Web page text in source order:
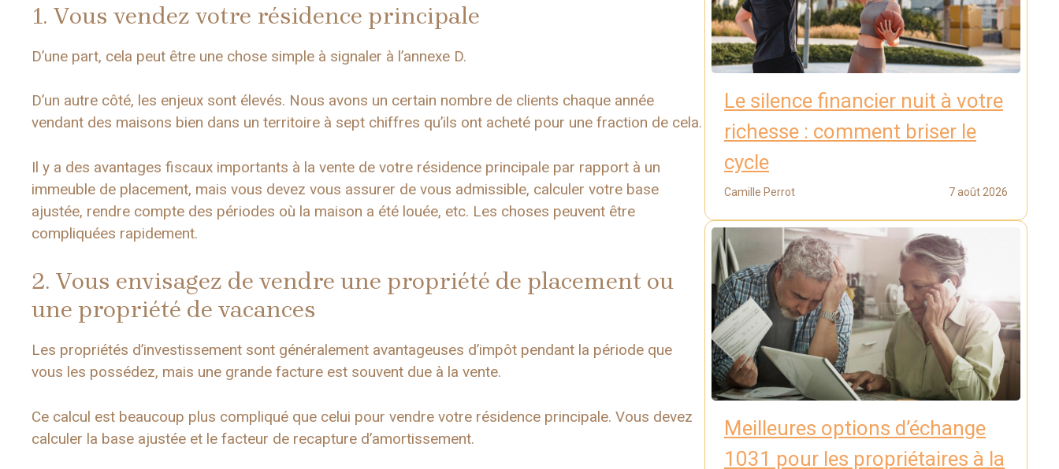
1. Vous vendez votre résidence principale
D’une part, cela peut être une chose simple à signaler à l’annexe D.
D’un autre côté, les enjeux sont élevés. Nous avons un certain nombre de clients chaque année
vendant des maisons bien dans un territoire à sept chiffres qu’ils ont acheté pour une fraction de cela.
Il y a des avantages fiscaux importants à la vente de votre résidence principale par rapport à un
immeuble de placement, mais vous devez vous assurer de vous admissible, calculer votre base
ajustée, rendre compte des périodes où la maison a été louée, etc. Les choses peuvent être
compliquées rapidement.
2. Vous envisagez de vendre une propriété de placement ou
une propriété de vacances
Les propriétés d’investissement sont généralement avantageuses d’impôt pendant la période que
vous les possédez, mais une grande facture est souvent due à la vente.
Ce calcul est beaucoup plus compliqué que celui pour vendre votre résidence principale. Vous devez
calculer la base ajustée et le facteur de recapture d’amortissement.
Le silence financier nuit à votre
richesse : comment briser le
cycle
Camille Perrot 7 août 2026
Meilleures options d’échange
1031 pour les propriétaires à la